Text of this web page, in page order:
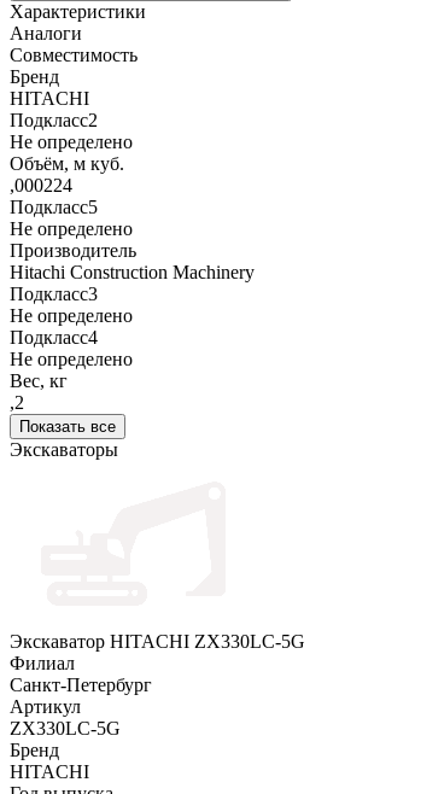
Характеристики
Аналоги
Совместимость
Бренд
HITACHI
Подкласс2
Не определено
Объём, м куб.
,000224
Подкласс5
Не определено
Производитель
Hitachi Construction Machinery
Подкласс3
Не определено
Подкласс4
Не определено
Вес, кг
,2
Показать все
Экскаваторы
Экскаватор HITACHI ZX330LC-5G
Филиал
Санкт-Петербург
Артикул
ZX330LC-5G
Бренд
HITACHI